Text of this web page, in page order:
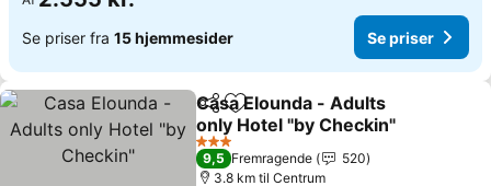
Se priser fra 15 hjemmesider Se priser
Del Føj til favoritter
Casa Elounda - Adults
only Hotel "by Checkin"
3 Stjerner
9,5 Fremragende
520
3.8 km til Centrum